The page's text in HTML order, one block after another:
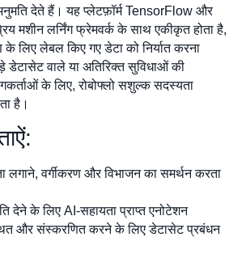
देते हैं। यह प्लेटफ़ॉर्म TensorFlow और
मशीन लर्निंग फ्रेमवर्क के साथ एकीकृत होता है,
लिए लेबल किए गए डेटा को निर्यात करना
डेटासेट वाले या अतिरिक्त सुविधाओं की
के लिए, रोबोफ्लो सशुल्क सदस्यता
है।
लगाने, वर्गीकरण और विभाजन का समर्थन करता
देने के लिए AI-सहायता प्राप्त एनोटेशन
और संस्करणित करने के लिए डेटासेट प्रबंधन